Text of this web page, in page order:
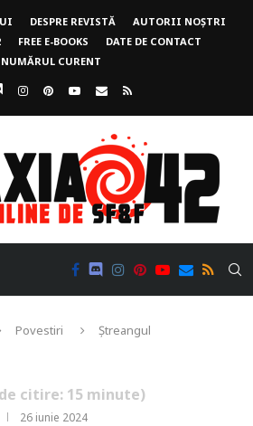
DESPRE REVISTĂ
AUTORII NOȘTRI
FREE E-BOOKS
DATE DE CONTACT
NUMĂRUL CURENT
Povestiri Ștreangul
citire: 15 minute)
26 iunie 2024